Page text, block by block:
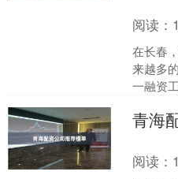
阅读：
在长春
来越多
一融资
然而，
青海
阅读：